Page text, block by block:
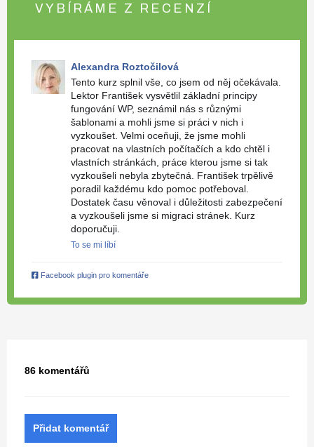
VYBÍRÁME Z RECENZÍ
Alexandra Roztočilová
Tento kurz splnil vše, co jsem od něj očekávala.
Lektor František vysvětlil základní principy
fungování WP, seznámil nás s různými
šablonami a mohli jsme si práci v nich i
vyzkoušet. Velmi oceňuji, že jsme mohli
pracovat na vlastních počítačích a kdo chtěl i
vlastních stránkách, práce kterou jsme si tak
vyzkoušeli nebyla zbytečná. František trpělivě
poradil každému kdo pomoc potřeboval.
Dostatek času věnoval i důležitosti zabezpečení
a vyzkoušeli jsme si migraci stránek. Kurz
doporučuji.
To se mi líbí
Facebook plugin pro komentáře
86 komentářů
Přidat komentář